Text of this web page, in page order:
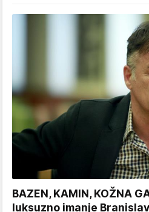
BAZEN, KAMIN, KOŽNA
luksuzno imanje